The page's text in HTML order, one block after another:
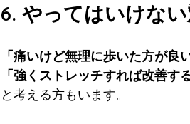
6. やってはいけな
「痛いけど無理に歩いた方が良い
「強くストレッチすれば改善する
と考える方もいます。